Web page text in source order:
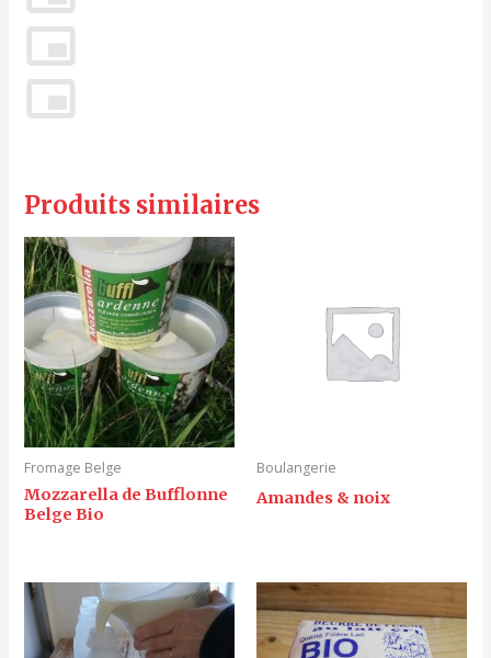
Produits similaires
Fromage Belge
Mozzarella de Bufflonne
Belge Bio
Boulangerie
Amandes & noix